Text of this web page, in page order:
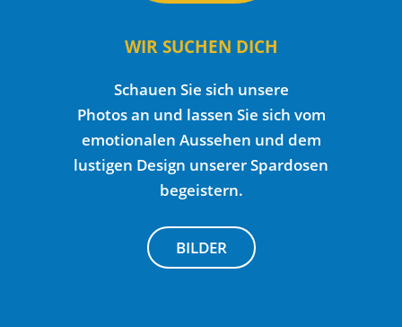
WIR SUCHEN DICH
Schauen Sie sich unsere
Photos an und lassen Sie sich vom
emotionalen Aussehen und dem
lustigen Design unserer Spardosen
begeistern.
BILDER